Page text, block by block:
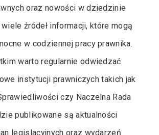
oraz nowości w dziedzinie
źródeł informacji, które mogą
w codziennej pracy prawnika.
warto regularnie odwiedzać
instytucji prawniczych takich jak
czy Naczelna Rada
publikowane są aktualności
legislacyjnych oraz wydarzeń